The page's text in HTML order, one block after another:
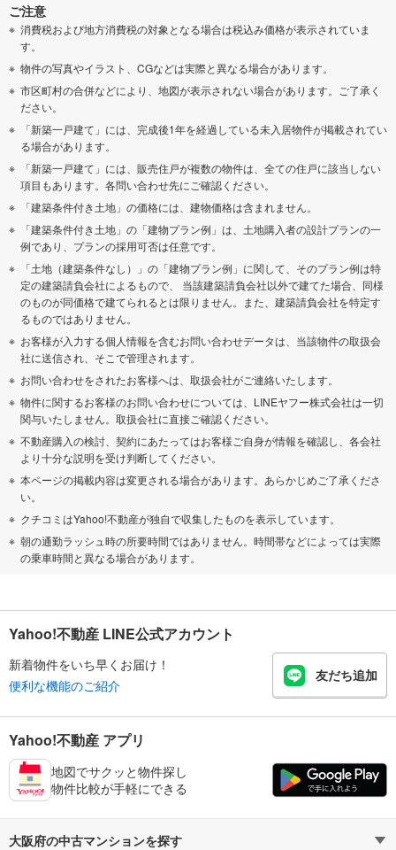
ご注意
消費税および地方消費税の対象となる場合は税込み価格が表示されていま
す。
物件の写真やイラスト、CGなどは実際と異なる場合があります。
市区町村の合併などにより、地図が表示されない場合があります。ご了承く
ださい。
「新築一戸建て」には、完成後1年を経過している未入居物件が掲載されてい
る場合があります。
「新築一戸建て」には、販売住戸が複数の物件は、全ての住戸に該当しない
項目もあります。各問い合わせ先にご確認ください。
「建築条件付き土地」の価格には、建物価格は含まれません。
「建築条件付き土地」の「建物プラン例」は、土地購入者の設計プランの一
例であり、プランの採用可否は任意です。
「土地（建築条件なし）」の「建物プラン例」に関して、そのプラン例は特
定の建築請負会社によるもので、 当該建築請負会社以外で建てた場合、同様
のものが同価格で建てられるとは限りません。また、建築請負会社を特定す
るものではありません。
お客様が入力する個人情報を含むお問い合わせデータは、当該物件の取扱会
社に送信され、そこで管理されます。
お問い合わせをされたお客様へは、取扱会社がご連絡いたします。
物件に関するお客様のお問い合わせについては、LINEヤフー株式会社は一切
関与いたしません。取扱会社に直接ご確認ください。
不動産購入の検討、契約にあたってはお客様ご自身が情報を確認し、各会社
より十分な説明を受け判断してください。
本ページの掲載内容は変更される場合があります。あらかじめご了承くださ
い。
クチコミはYahoo!不動産が独自で収集したものを表示しています。
朝の通勤ラッシュ時の所要時間ではありません。時間帯などによっては実際
の乗車時間と異なる場合があります。
Yahoo!不動産 LINE公式アカウント
新着物件をいち早くお届け！
便利な機能のご紹介
友だち追加
Yahoo!不動産 アプリ
地図でサクッと物件探し
物件比較が手軽にできる
大阪府の中古マンションを探す